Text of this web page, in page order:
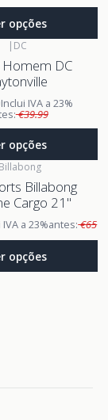
opções
| DC
Homem DC
Inclui IVA a 23%
€39.99
opções
Billabong
Billabong
Cargo 21"
a 23%antes:€65
opções